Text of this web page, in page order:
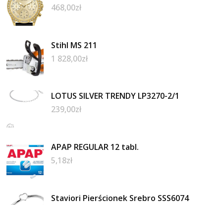
468,00zł
Stihl MS 211
1 828,00zł
LOTUS SILVER TRENDY LP3270-2/1
239,00zł
APAP REGULAR 12 tabl.
5,18zł
Staviori Pierścionek Srebro SSS6074